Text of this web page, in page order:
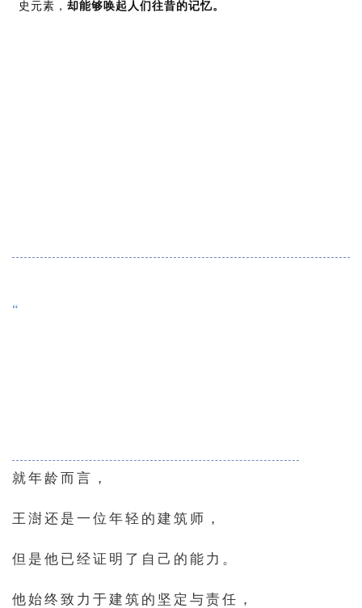
史元素， 却能够唤起人们往昔的记忆。
“
就年龄而言，
王澍还是一位年轻的建筑师，
但是他已经证明了自己的能力。
他始终致力于建筑的坚定与责任，